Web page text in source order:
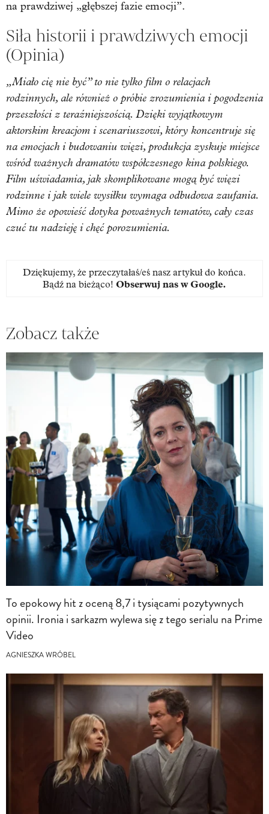
na prawdziwej „głębszej fazie emocji”.
Siła historii i prawdziwych emocji
(Opinia)
„Miało cię nie być” to nie tylko film o relacjach
rodzinnych, ale również o próbie zrozumienia i pogodzenia
przeszłości z teraźniejszością. Dzięki wyjątkowym
aktorskim kreacjom i scenariuszowi, który koncentruje się
na emocjach i budowaniu więzi, produkcja zyskuje miejsce
wśród ważnych dramatów współczesnego kina polskiego.
Film uświadamia, jak skomplikowane mogą być więzi
rodzinne i jak wiele wysiłku wymaga odbudowa zaufania.
Mimo że opowieść dotyka poważnych tematów, cały czas
czuć tu nadzieję i chęć porozumienia.
Dziękujemy, że przeczytałaś/eś nasz artykuł do końca.
Bądź na bieżąco! Obserwuj nas w Google.
Zobacz także
To epokowy hit z oceną 8,7 i tysiącami pozytywnych
opinii. Ironia i sarkazm wylewa się z tego serialu na Prime
Video
AGNIESZKA WRÓBEL